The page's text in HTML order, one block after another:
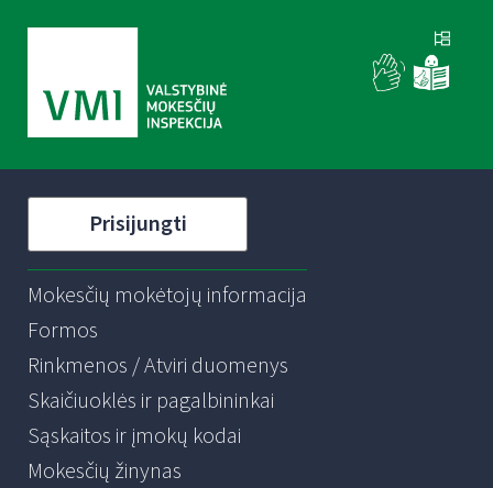
Prisijungti
Mokesčių mokėtojų informacija
Formos
Rinkmenos / Atviri duomenys
Skaičiuoklės ir pagalbininkai
Sąskaitos ir įmokų kodai
Mokesčių žinynas